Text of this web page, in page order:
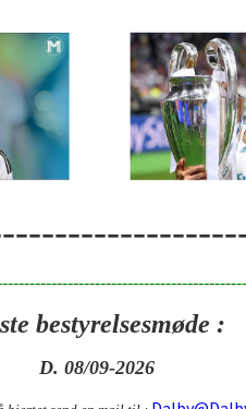
bestyrelsesmøde :
D. 08/09-2026